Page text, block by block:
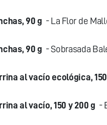
90 g - La Flor de
90 g - Sobrasada
al vacío ecológica,
al vacío, 150 y 200 g -